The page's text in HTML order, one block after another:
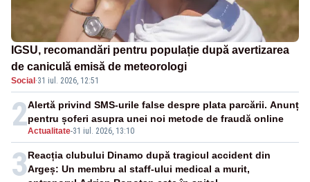
IGSU, recomandări pentru populație după avertizarea
de caniculă emisă de meteorologi
Social ·31 iul. 2026, 12:51
2Actualitate-31 iul. 2026, 13:10
Alertă privind SMS-urile false despre plata parcării. Anunț
pentru șoferi asupra unei noi metode de fraudă online
3Reacția clubului Dinamo după tragicul accident din
Argeș: Un membru al staff-ului medical a murit,